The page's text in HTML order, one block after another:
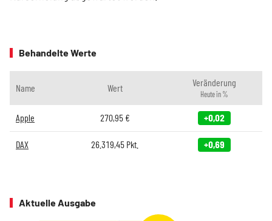
Behandelte Werte
Name Wert Veränderung
Heute in %
Apple 270,95€ +0,02
DAX 26.319,45 Pkt. +0,69
Aktuelle Ausgabe